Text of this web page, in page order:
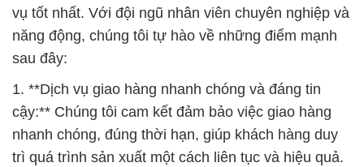
vụ tốt nhất. Với đội ngũ nhân viên chuyên nghiệp và
năng động, chúng tôi tự hào về những điểm mạnh
sau đây:
1. **Dịch vụ giao hàng nhanh chóng và đáng tin
cậy:** Chúng tôi cam kết đảm bảo việc giao hàng
nhanh chóng, đúng thời hạn, giúp khách hàng duy
trì quá trình sản xuất một cách liên tục và hiệu quả.